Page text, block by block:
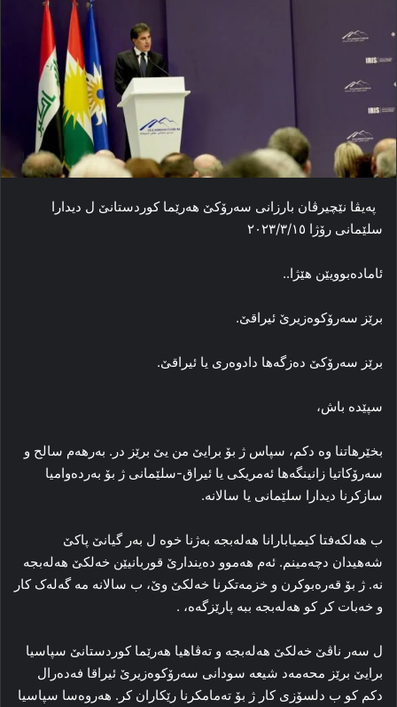
پەیڤا نێچیرڤان بارزانی سەرۆکێ هەرێما کوردستانێ ل دیدارا
سلێمانی رۆژا ٢٠٢٣/٣/١٥
ئاماده‌بوویێن هێژا..
برێز سه‌رۆکوه‌زیرێ ئیراقێ.
برێز سه‌رۆکێ ده‌زگه‌ها دادوه‌ری یا ئیراقێ.
سپێدە باش،
بخێرهاتنا وه‌ دکم، سپاس ژ بۆ برایێ من یێ برێز در. به‌رهه‌م سالح و
سه‌رۆکاتیا زانینگه‌ها ئەمریکی یا ئیراق-سلێمانی ژ بۆ به‌رده‌وامیا
سازکرنا دیدارا سلێمانی یا سالانه‌.
ب هه‌لکه‌فتا کیمیابارانا هه‌له‌بجه‌ به‌ژنا خوه‌ ل به‌ر گیانێ پاکێ
شه‌هیدان دچەمینم. ئه‌م هه‌موو ده‌یندارێ قوربانیێن خه‌لکێ هه‌له‌بجه‌
نه‌. ژ بۆ قه‌ره‌بوکرن و خزمه‌تکرنا خه‌لکێ وێ، ب سالانه‌ مه‌ گه‌له‌ک کار
و خه‌بات کر کو هه‌له‌بجه‌ ببه‌ پارێزگه‌ه، .
ل سه‌ر ناڤێ خه‌لکێ هه‌له‌بجه‌ و ته‌ڤاهیا هه‌رێما کوردستانێ سپاسیا
برایێ برێز محه‌مه‌د شیعە سودانی سه‌رۆکوه‌زیرێ ئیراقا فه‌ده‌رال
دکم کو ب دلسۆزی کار ژ بۆ ته‌مامکرنا رێکاران کر. هه‌روه‌سا سپاسیا